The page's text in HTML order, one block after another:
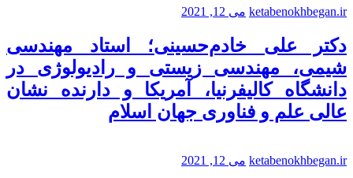
ketabenokhbegan.ir می 12, 2021
دکتر علی خادم‌حسینی؛ استاد مهندسی
شیمی، مهندسی زیستی و رادیولوژی در
دانشگاه کالیفرنیا، آمریکا و دارنده نشان
عالی علم و فناوری جهان اسلام
ketabenokhbegan.ir می 12, 2021